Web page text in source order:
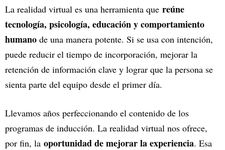
La realidad virtual es una herramienta que reúne
tecnología, psicología, educación y comportamiento
humano de una manera potente. Si se usa con intención,
puede reducir el tiempo de incorporación, mejorar la
retención de información clave y lograr que la persona se
sienta parte del equipo desde el primer día.
Llevamos años perfeccionando el contenido de los
programas de inducción. La realidad virtual nos ofrece,
por fin, la oportunidad de mejorar la experiencia. Esa